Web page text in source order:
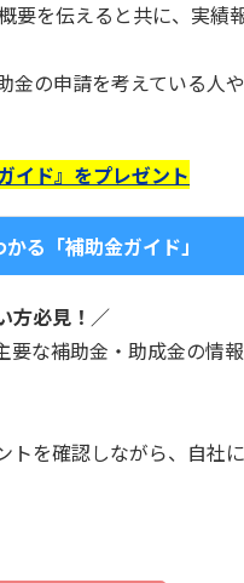
要を伝えると共に、実績
の申請を考えている人
イド』をプレゼント
る「補助金ガイド」
方必見！／
要な補助金・助成金の情
トを確認しながら、自社